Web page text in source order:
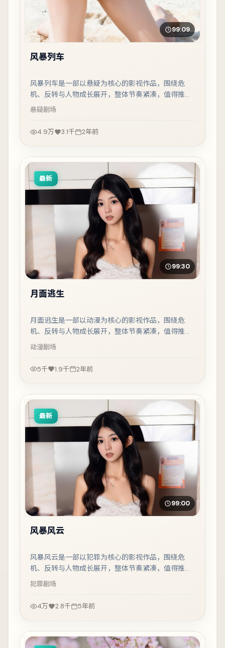
99:09
风暴列车
风暴列车是一部以悬疑为核心的影视作品，围绕危
机、反转与人物成长展开，整体节奏紧凑，值得推荐
观看。
悬疑剧场
4.9万 3.1千 2年前
最新
99:30
月面逃生
月面逃生是一部以动漫为核心的影视作品，围绕危
机、反转与人物成长展开，整体节奏紧凑，值得推荐
观看。
动漫剧场
5千 1.9千 2年前
最新
99:00
风暴风云
风暴风云是一部以犯罪为核心的影视作品，围绕危
机、反转与人物成长展开，整体节奏紧凑，值得推荐
观看。
犯罪剧场
4万 2.8千 5年前